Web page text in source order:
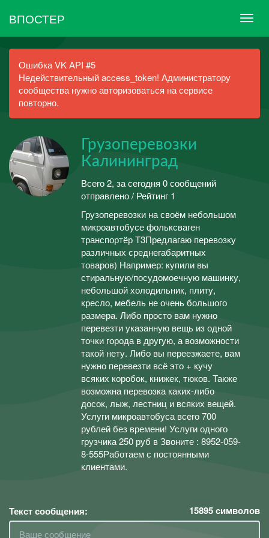
ВПОСТЕР
Ошибка VK API #5
Недействительный access_token! Администратору
сообщества нужно авторизоваться на сервисе
повторно.
Грузоперевозки
Калининград
Всего 2, за сегодня 0 сообщений
отправлено / Рейтинг 1
Грузоперевозки на своём небольшом
микроавтобусе фольксваген
транспортёр Т3Предлагаю перевозку
различных среднегабаритных
товаров) Например: купили вы
стиральную/посудомоечную машинку,
небольшой холодильник, плиту,
кресло, мебель не очень большого
размера. Либо просто вам нужно
перевезти указанную вещь из одной
точки города в другую, а возможности
такой нету. Либо вы переезжаете, вам
нужно перевезти всё это + кучу
всяких коробок, книжек, тюков. Также
возможна перевозка каких-либо
досок, лыж, лестниц и всяких вещей.
Услуги микроавтобуса всего 700
рублей без времени! Услуги одного
грузчика 250 руб в Звоните : 8952-059-
8-555Работаем с постоянными
клиентами.
Текст сообщения: 15895символов